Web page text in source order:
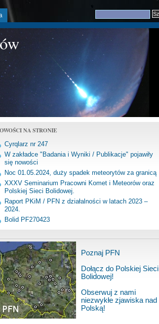
NA STRONIE
Cyrqlarz nr 247
W zakładce "Badania i Wyniki / Publikacje" pojawiły
się nowości
Noc 01.05.2024, duży spadek meteorytów za granicą
XXXV Seminarium Pracowni Komet i Meteorów oraz
Polskiej Sieci Bolidowej.
Raport PKiM / PFN z działalności w latach 2023 –
2024.
Bolid PF270423
Poznaj PFN
Dołącz do Polskiej Sieci
Bolidowej!
Obserwuj z nami
niezwykłe zjawiska nad
Polską!